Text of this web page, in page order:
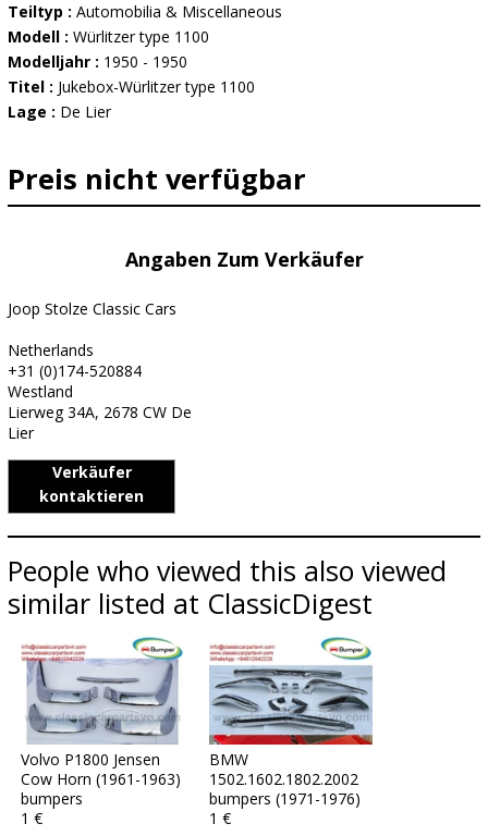
Teiltyp : Automobilia & Miscellaneous
Modell : Würlitzer type 1100
Modelljahr : 1950 - 1950
Titel : Jukebox-Würlitzer type 1100
Lage : De Lier
Preis nicht verfügbar
Angaben Zum Verkäufer
Joop Stolze Classic Cars
Netherlands
+31 (0)174-520884
Westland
Lierweg 34A, 2678 CW De
Lier
Verkäufer
kontaktieren
People who viewed this also viewed
similar listed at ClassicDigest
Volvo P1800 Jensen
Cow Horn (1961-1963)
bumpers
1 €
BMW
1502.1602.1802.2002
bumpers (1971-1976)
1 €